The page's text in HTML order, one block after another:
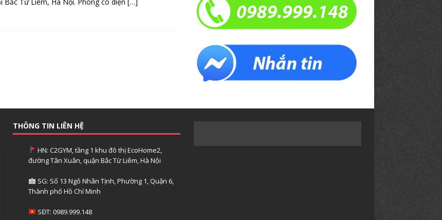
THÔNG TIN LIÊN HỆ
HN: C2GYM, tầng 1 khu đô thị EcoHome2,
đường Tân Xuân, quận Bắc Từ Liêm, Hà Nội
SG: Số 13 Ngô Nhân Tịnh, Phường 1, Quận 6,
Thành phố Hồ Chí Minh
SĐT: 0989.999.148